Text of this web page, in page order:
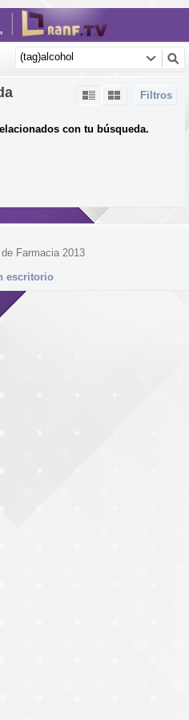
Filtros
con tu búsqueda.
Farmacia 2013
escritorio